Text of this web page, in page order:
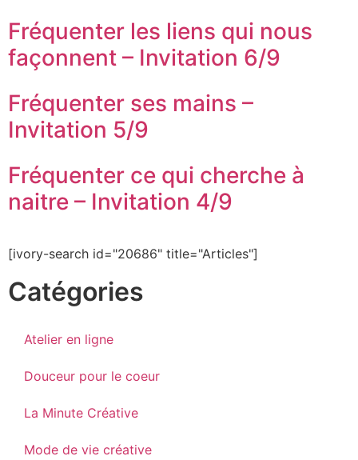
Fréquenter les liens qui nous
façonnent – Invitation 6/9
Fréquenter ses mains –
Invitation 5/9
Fréquenter ce qui cherche à
naitre – Invitation 4/9
[ivory-search id="20686" title="Articles"]
Catégories
Atelier en ligne
Douceur pour le coeur
La Minute Créative
Mode de vie créative